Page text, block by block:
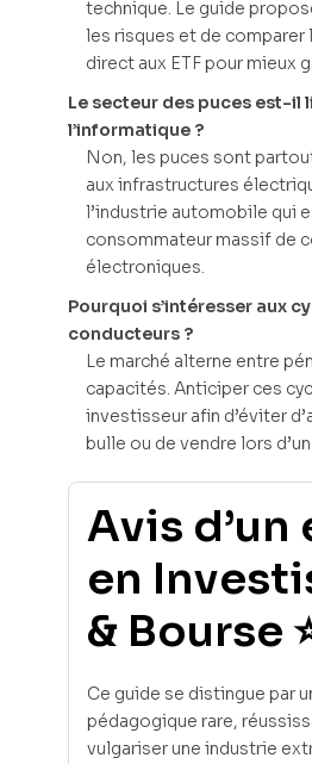
technique. Le guide
les risques et de comparer
direct aux ETF pour mieux
Le secteur des puces est-il
l’informatique ?
Non, les puces sont
aux infrastructures
l’industrie automobile qui
consommateur massif de
électroniques.
Pourquoi s’intéresser aux
conducteurs ?
Le marché alterne entre
capacités. Anticiper ces
investisseur afin d’éviter
bulle ou de vendre lors
Avis
en
& Bourse
Ce guide se distingue par
pédagogique rare,
vulgariser une industrie